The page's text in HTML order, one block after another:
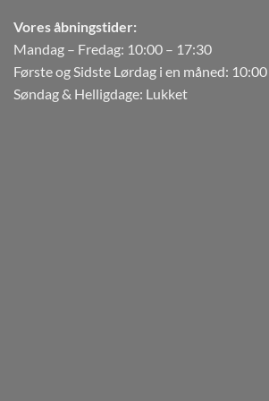
Vores åbningstider:
Mandag – Fredag: 10:00 – 17:30
Første og Sidste Lørdag i en måned:
Søndag & Helligdage: Lukket